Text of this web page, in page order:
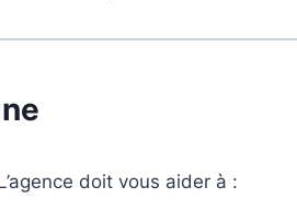
doit vous aider à :